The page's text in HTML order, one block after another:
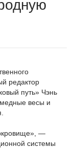
редактор
путь» Чэнь
весы и
—
системы